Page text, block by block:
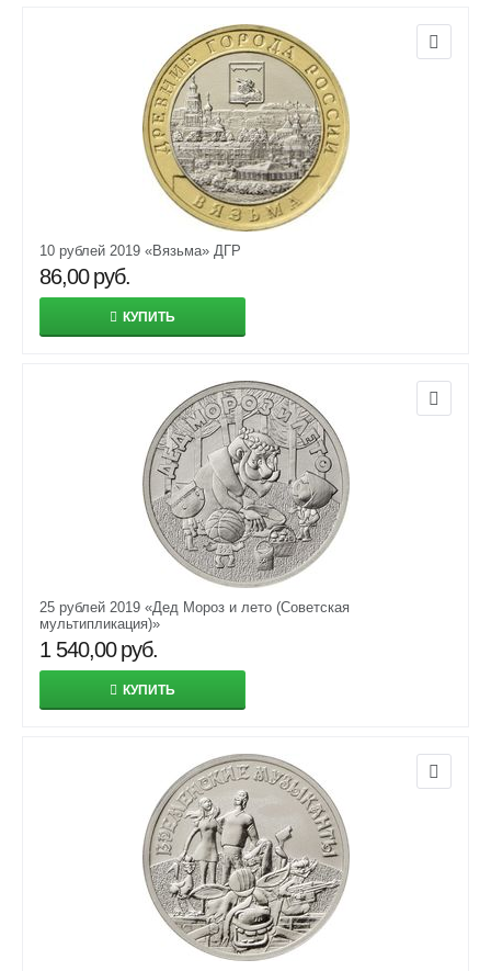
10 рублей 2019 «Вязьма» ДГР
86,00 руб.
КУПИТЬ
25 рублей 2019 «Дед Мороз и лето (Советская
мультипликация)»
1 540,00 руб.
КУПИТЬ